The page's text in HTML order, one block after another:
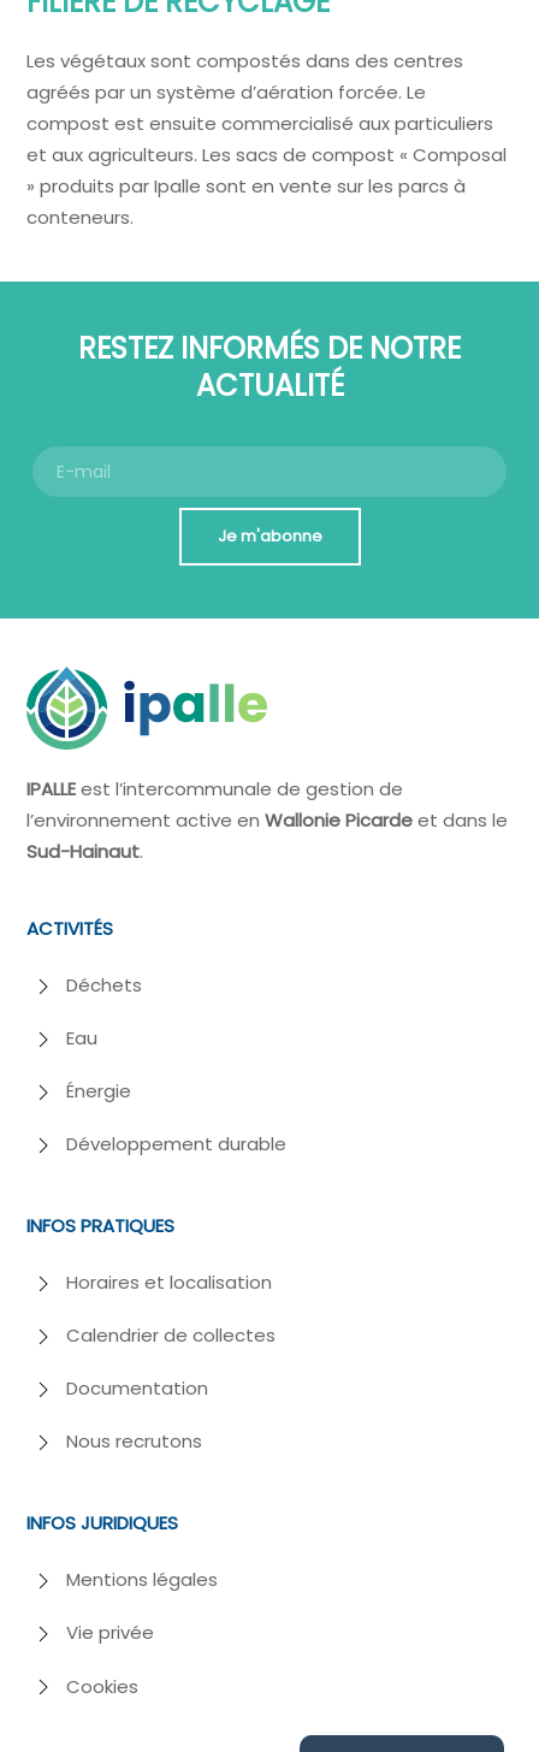
Les végétaux sont compostés dans des centres
agréés par un système d’aération forcée. Le
compost est ensuite commercialisé aux particuliers
et aux agriculteurs. Les sacs de compost « Composal
» produits par Ipalle sont en vente sur les parcs à
conteneurs.
RESTEZ INFORMÉS DE NOTRE
ACTUALITÉ
Je m'abonne
IPALLEest l’intercommunale de gestion de
l’environnement active enWallonie Picardeet dans le
Sud-Hainaut.
ACTIVITÉS
Déchets
Eau
Énergie
Développement durable
INFOS PRATIQUES
Horaires et localisation
Calendrier de collectes
Documentation
Nous recrutons
INFOS JURIDIQUES
Mentions légales
Vie privée
Cookies